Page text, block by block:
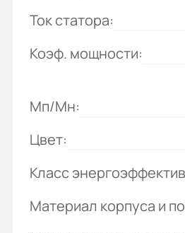
Ток статора:
Коэф. мощности:
Мп/Мн:
Цвет:
Класс
Материал корпуса и